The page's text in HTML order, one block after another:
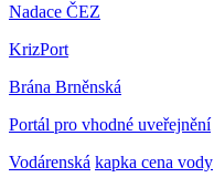
Nadace ČEZ
KrizPort
Brána Brněnská
Portál pro vhodné uveřejnění
Vodárenská kapka cena vody